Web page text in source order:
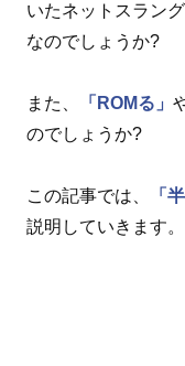
いたネットスラング
なのでしょうか?
また、 「ROMる」
のでしょうか?
この記事では、 「
説明していきます。